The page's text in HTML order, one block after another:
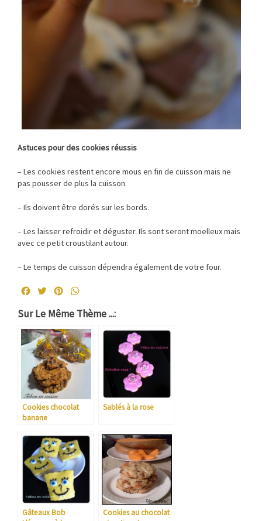
Astuces pour des cookies réussis
– Les cookies restent encore mous en fin de cuisson mais ne
pas pousser de plus la cuisson.
– Ils doivent être dorés sur les bords.
– Les laisser refroidir et déguster. Ils sont seront moelleux mais
avec ce petit croustilant autour.
– Le temps de cuisson dépendra également de votre four.
FacebookTwitterPinterest
Sur Le Même Thème ...:
Cookies chocolat
banane
Sablés à la rose
Gâteaux Bob
Cookies au chocolat